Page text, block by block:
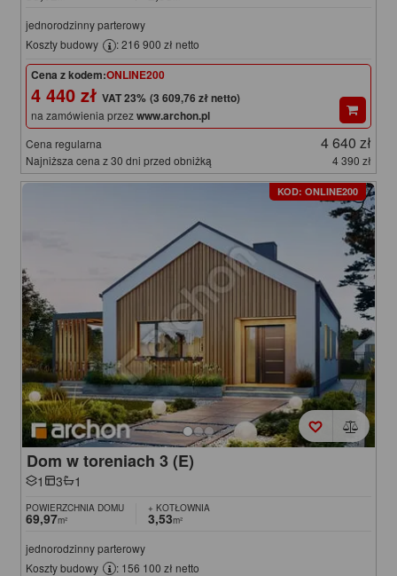
jednorodzinny parterowy
Koszty budowy
: 216 900 zł netto
Cena z kodem:ONLINE200
4 440 zł (3 609,76 zł netto)
na zamówienia przezwww.archon.pl
Cena regularna 4 640 zł
Najniższa cena z 30 dni przed obniżką 4 390 zł
KOD: ONLINE200
Dom w toreniach 3 (E)
1 3 1
POWIERZCHNIA DOMU
69,97m²
+ KOTŁOWNIA
3,53m²
jednorodzinny parterowy
Koszty budowy
: 156 100 zł netto